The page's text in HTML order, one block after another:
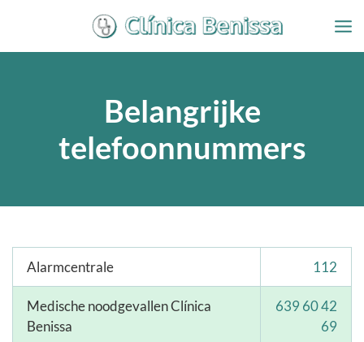
inhoud
Belangrijke
telefoonnummers
Alarmcentrale 112
Medische noodgevallen Clínica
Benissa
639 60 42
69